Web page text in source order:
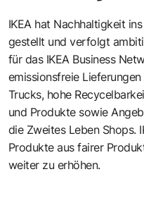
IKEA hat Nachhaltigkeit
gestellt und verfolgt
für das IKEA Business
emissionsfreie
Trucks, hohe
und Produkte sowie
die Zweites Leben Shops.
Produkte aus fairer
weiter zu erhöhen.